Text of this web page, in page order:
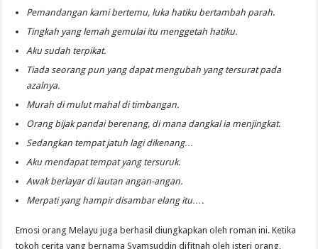
Pemandangan kami bertemu, luka hatiku bertambah parah.
Tingkah yang lemah gemulai itu menggetah hatiku.
Aku sudah terpikat.
Tiada seorang pun yang dapat mengubah yang tersurat pada
azalnya.
Murah di mulut mahal di timbangan.
Orang bijak pandai berenang, di mana dangkal ia menjingkat.
Sedangkan tempat jatuh lagi dikenang…
Aku mendapat tempat yang tersuruk.
Awak berlayar di lautan angan-angan.
Merpati yang hampir disambar elang itu….
Emosi orang Melayu juga berhasil diungkapkan oleh roman ini. Ketika
tokoh cerita yang bernama Syamsuddin difitnah oleh isteri orang,